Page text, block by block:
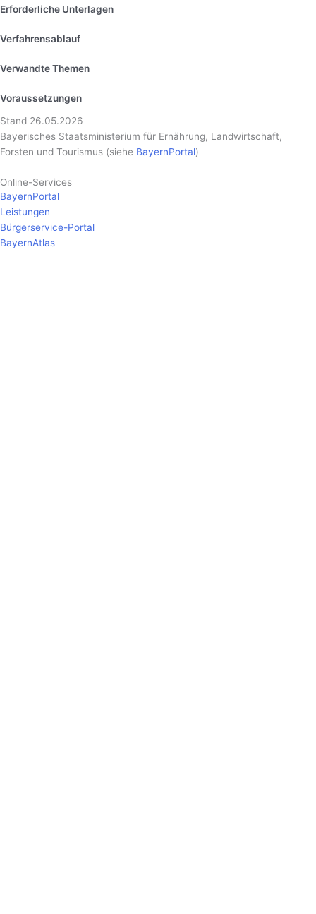
Erforderliche Unterlagen
Verfahrensablauf
Verwandte Themen
Voraussetzungen
Stand 26.05.2026
Bayerisches Staatsministerium für Ernährung, Landwirtschaft,
Forsten und Tourismus (siehe BayernPortal)
Online-Services
BayernPortal
Leistungen
Bürgerservice-Portal
BayernAtlas